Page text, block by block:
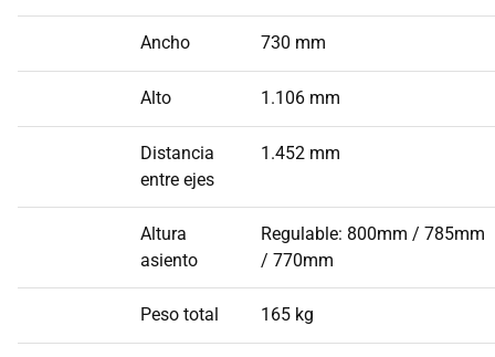
Ancho 730 mm
Alto 1.106 mm
Distancia
entre ejes
1.452 mm
Altura
asiento
Regulable: 800mm / 785mm
/ 770mm
Peso total 165 kg